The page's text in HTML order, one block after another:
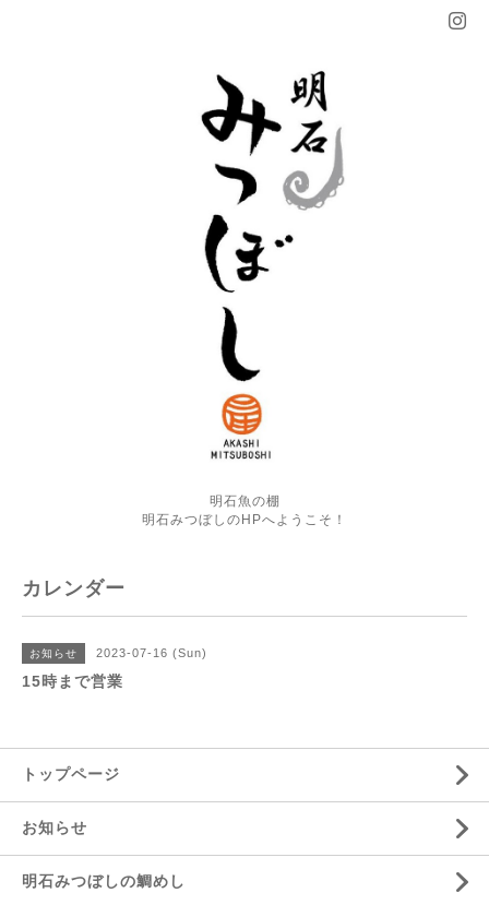
明石魚の棚
明石みつぼしのHPへようこそ！
カレンダー
お知らせ 2023-07-16 (Sun)
15時まで営業
トップページ
お知らせ
明石みつぼしの鯛めし